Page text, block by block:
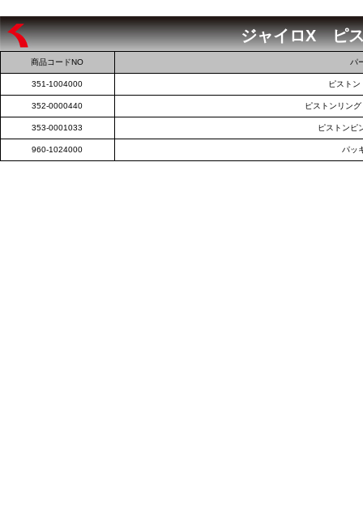
ジャイロX ピ
商品コードNO パ
351-1004000 ピスト
352-0000440 ピストンリン
353-0001033 ピストン
960-1024000 パッ